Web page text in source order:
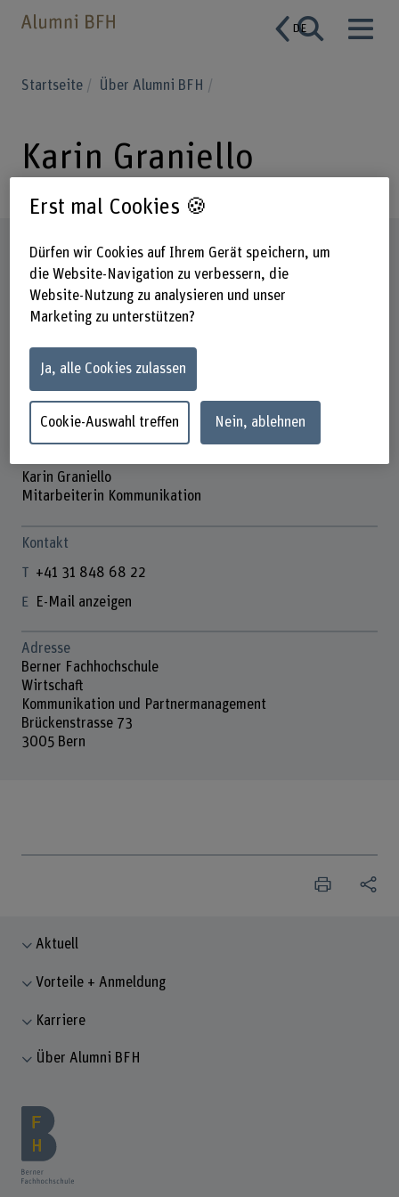
DE
Startseite Über Alumni BFH
Karin Graniello
Steckbrief
Karin Graniello
Mitarbeiterin Kommunikation
Kontakt
+41 31 848 68 22
E-Mail anzeigen
Adresse
Berner Fachhochschule
Wirtschaft
Kommunikation und Partnermanagement
Brückenstrasse 73
3005 Bern
Aktuell
Vorteile + Anmeldung
Karriere
Über Alumni BFH
Erst mal Cookies 🍪
Dürfen wir Cookies auf Ihrem Gerät speichern, um
die Website-Navigation zu verbessern, die
Website-Nutzung zu analysieren und unser
Marketing zu unterstützen?
Ja, alle Cookies zulassen
Cookie-Auswahl treffen Nein, ablehnen